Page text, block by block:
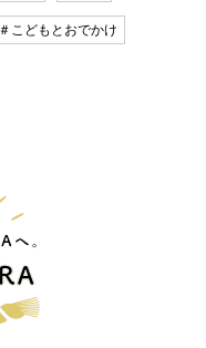
＃こどもとおでかけ